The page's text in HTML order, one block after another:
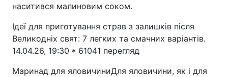
наситився малиновим соком.
Ідеї для приготування страв з залишків після
Великодніх свят: 7 легких та смачних варіантів.
14.04.26, 19:30 * 61041 перегляд
Маринад для яловичиниДля яловичини, як і для